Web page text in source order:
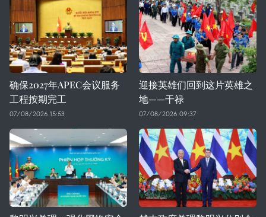
确保2027年APEC会议服务
工程按期完工
07/08/2026 15:53
迎接英雄们回到这片英雄之
地——干禄
07/08/2026 09:37